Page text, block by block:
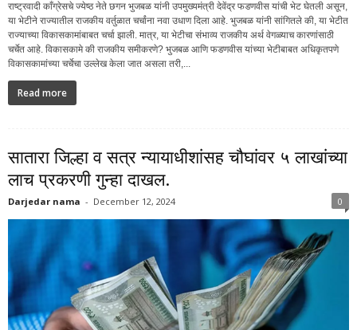
राष्ट्रवादी काँग्रेसचे ज्येष्ठ नेते छगन भुजबळ यांनी उपमुख्यमंत्री देवेंद्र फडणवीस यांची भेट घेतली असून,
या भेटीने राज्यातील राजकीय वर्तुळात चर्चांना नवा उधाण दिला आहे. भुजबळ यांनी सांगितले की, या भेटीत
राज्याच्या विकासकामांबाबत चर्चा झाली. मात्र, या भेटीचा संभाव्य राजकीय अर्थ वेगळ्याच कारणांसाठी
चर्चेत आहे. विकासकामे की राजकीय समीकरणे? भुजबळ आणि फडणवीस यांच्या भेटीबाबत अधिकृतपणे
विकासकामांच्या चर्चेचा उल्लेख केला जात असला तरी,...
Read more
सातारा जिल्हा व सत्र न्यायाधीशांसह चौघांवर ५ लाखांच्या
लाच प्रकरणी गुन्हा दाखल.
Darjedar nama - December 12, 2024 0